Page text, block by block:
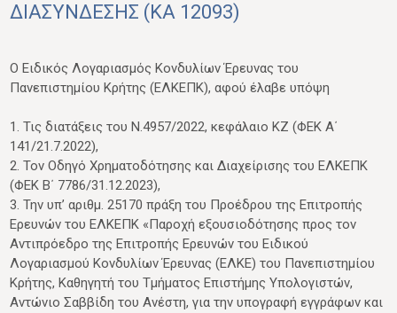
ΔΙΑΣΥΝΔΕΣΗΣ (KA 12093)
Ο Ειδικός Λογαριασμός Κονδυλίων Έρευνας του
Πανεπιστημίου Κρήτης (ΕΛΚΕΠΚ), αφού έλαβε υπόψη
1. Τις διατάξεις του Ν.4957/2022, κεφάλαιο ΚΖ (ΦΕΚ Α΄
141/21.7.2022),
2. Τον Οδηγό Χρηματοδότησης και Διαχείρισης του ΕΛΚΕΠΚ
(ΦΕΚ Β΄ 7786/31.12.2023),
3. Την υπ’ αριθμ. 25170 πράξη του Προέδρου της Επιτροπής
Ερευνών του ΕΛΚΕΠΚ «Παροχή εξουσιοδότησης προς τον
Αντιπρόεδρο της Επιτροπής Ερευνών του Ειδικού
Λογαριασμού Κονδυλίων Έρευνας (ΕΛΚΕ) του Πανεπιστημίου
Κρήτης, Καθηγητή του Τμήματος Επιστήμης Υπολογιστών,
Αντώνιο Σαββίδη του Ανέστη, για την υπογραφή εγγράφων και